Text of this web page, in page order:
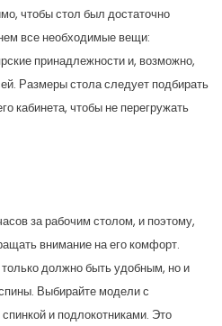
чтобы стол был достаточно
все необходимые вещи:
принадлежности и, возможно,
Размеры стола следует подбирать
кабинета, чтобы не перегружать
за рабочим столом, и поэтому,
внимание на его комфорт.
должно быть удобным, но и
Выбирайте модели с
и подлокотниками. Это